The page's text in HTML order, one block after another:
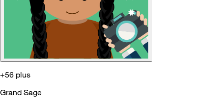
+56 plus
Grand Sage